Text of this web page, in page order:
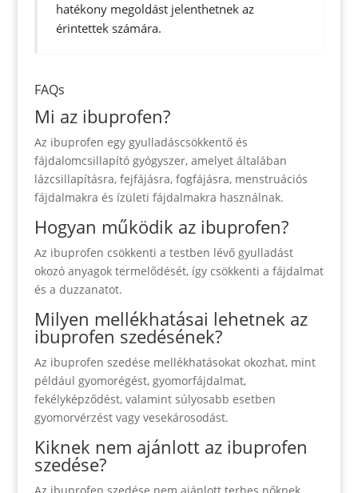
hatékony megoldást jelenthetnek az
érintettek számára.
FAQs
Mi az ibuprofen?
Az ibuprofen egy gyulladáscsökkentő és
fájdalomcsillapító gyógyszer, amelyet általában
lázcsillapításra, fejfájásra, fogfájásra, menstruációs
fájdalmakra és ízületi fájdalmakra használnak.
Hogyan működik az ibuprofen?
Az ibuprofen csökkenti a testben lévő gyulladást
okozó anyagok termelődését, így csökkenti a fájdalmat
és a duzzanatot.
Milyen mellékhatásai lehetnek az
ibuprofen szedésének?
Az ibuprofen szedése mellékhatásokat okozhat, mint
például gyomorégést, gyomorfájdalmat,
fekélyképződést, valamint súlyosabb esetben
gyomorvérzést vagy vesekárosodást.
Kiknek nem ajánlott az ibuprofen
szedése?